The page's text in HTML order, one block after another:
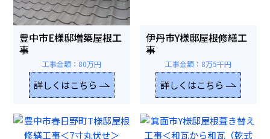
豊中市E様邸増築屋根工
事
工事金額：80万円
詳しくはこちら
伊丹市Y様邸屋根修繕工
事
工事金額：8万5千円
詳しくはこちら